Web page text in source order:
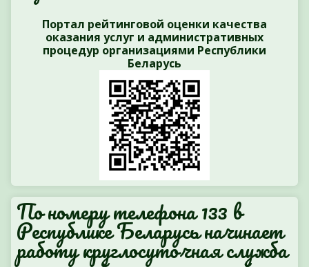
Портал рейтинговой оценки качества
оказания услуг и административных
процедур организациями Республики
Беларусь
По номеру телефона 133 в
Республике Беларусь начинает
работу круглосуточная служба